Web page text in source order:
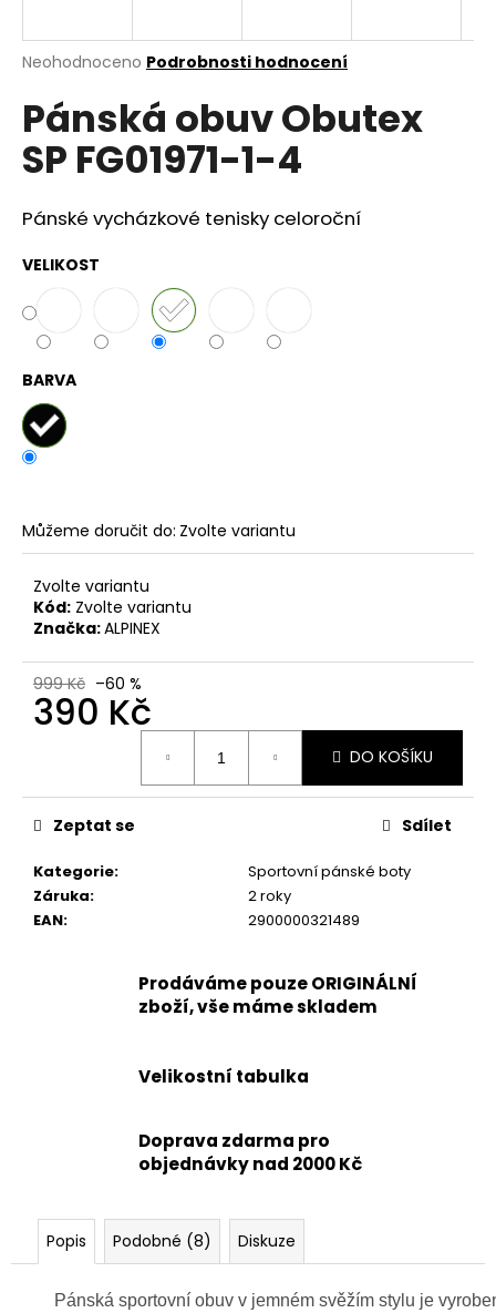
Průměrné
produktu
je
0,0
z
hvězdiček.
Neohodnoceno Podrobnosti hodnocení
Pánská obuv Obutex
SP FG01971-1-4
Pánské vycházkové tenisky celoroční
VELIKOST
BARVA
Můžeme doručit do: Zvolte variantu
Zvolte variantu
Kód: Zvolte variantu
Značka:ALPINEX
999 Kč –60 %
390 Kč
DO KOŠÍKU
Kategorie:
Sportovní pánské boty
Záruka:
2 roky
EAN: 2900000321489
Zeptat se Sdílet
Prodáváme pouze ORIGINÁLNÍ
zboží, vše máme skladem
Velikostní tabulka
Doprava zdarma pro
objednávky nad 2000 Kč
Popis Podobné (8) Diskuze
Pánská sportovní obuv v jemném svěžím stylu je
j
t
?
D
o
p
o
r
u
j
e
m
e
PÁNSKÉ
SANDÁLY
KEEN
099
Původně:
799
Kč